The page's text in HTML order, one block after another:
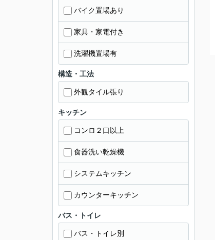
バイク置場あり
家具・家電付き
洗濯機置場有
構造・工法
外観タイル張り
キッチン
コンロ２口以上
食器洗い乾燥機
システムキッチン
カウンターキッチン
バス・トイレ
バス・トイレ別